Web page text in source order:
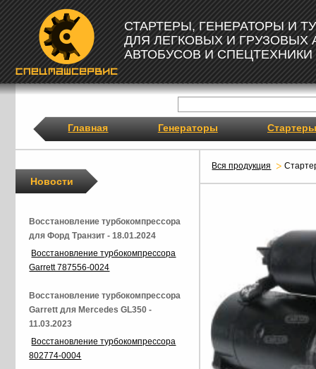
СТАРТЕРЫ, ГЕНЕРАТОРЫ И
ДЛЯ ЛЕГКОВЫХ И ГРУЗОВЫХ
АВТОБУСОВ И СПЕЦТЕХНИКИ
Главная Генераторы Стартеры
Вся продукция
Новости
Восстановление турбокомпрессора
для Форд Транзит - 18.01.2024
Восстановление турбокомпрессора
Garrett 787556-0024
Восстановление турбокомпрессора
Garrett для Mercedes GL350 -
11.03.2023
Восстановление турбокомпрессора
802774-0004